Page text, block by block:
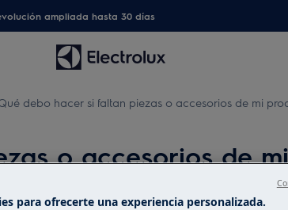
ampliada hasta 30 días
debo hacer si faltan piezas o accesorios de mi
o accesorios de
para ofrecerte una experiencia personalizada.